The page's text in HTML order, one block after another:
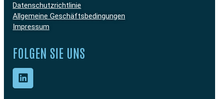
Datenschutzrichtlinie
Allgemeine Geschäftsbedingungen
Impressum
FOLGEN SIE UNS